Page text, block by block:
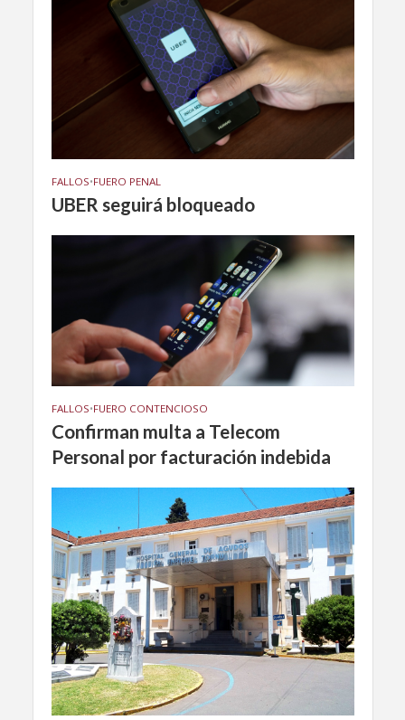
FALLOS•FUERO PENAL
UBER seguirá bloqueado
FALLOS•FUERO CONTENCIOSO
Confirman multa a Telecom
Personal por facturación indebida